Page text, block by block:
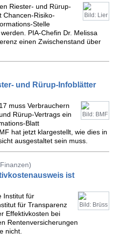
Bild: Lier
Riester- und Rürup-
Chancen-Risiko-
Stelle
PIA-Chefin Dr. Melissa
einen Zwischenstand über
und Rürup-Infoblätter
Bild: BMF
muss Verbrauchern
Rürup-Vertrags ein
Blatt
hat jetzt klargestellt, wie dies in
ausgestaltet sein muss.
ist
Bild: Brüss
Institut für
für Transparenz
Effektivkosten bei
Rentenversicherungen
nicht.